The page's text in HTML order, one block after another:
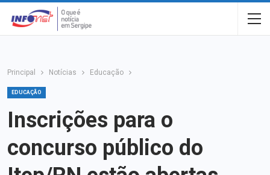
Principal Notícias Educação
EDUCAÇÃO
Inscrições para o
concurso público do